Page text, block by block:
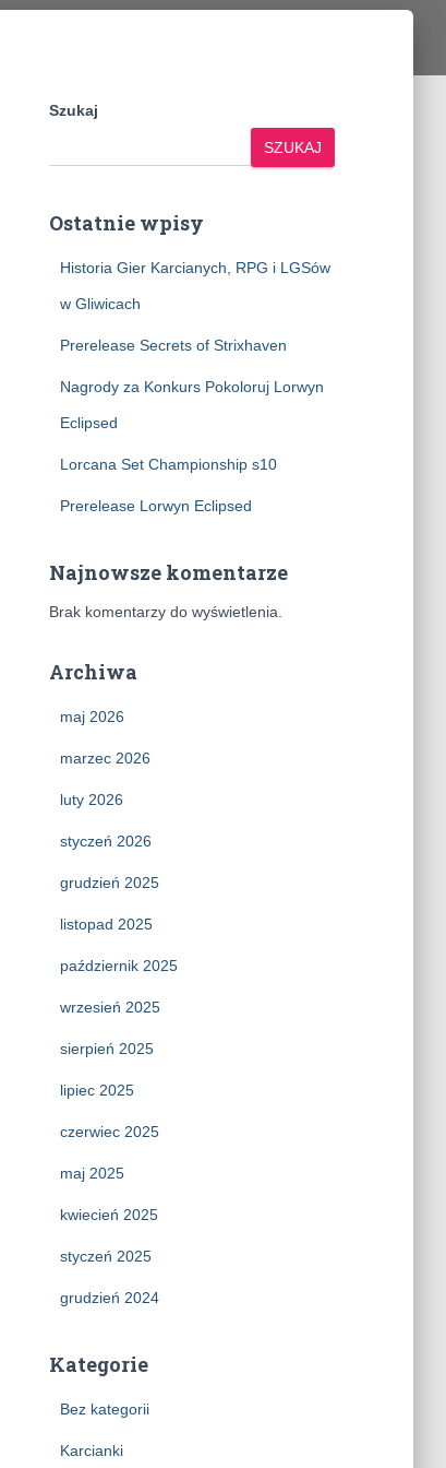
Szukaj
SZUKAJ
Ostatnie wpisy
Historia Gier Karcianych, RPG i LGSów
w Gliwicach
Prerelease Secrets of Strixhaven
Nagrody za Konkurs Pokoloruj Lorwyn
Eclipsed
Lorcana Set Championship s10
Prerelease Lorwyn Eclipsed
Najnowsze komentarze
Brak komentarzy do wyświetlenia.
Archiwa
maj 2026
marzec 2026
luty 2026
styczeń 2026
grudzień 2025
listopad 2025
październik 2025
wrzesień 2025
sierpień 2025
lipiec 2025
czerwiec 2025
maj 2025
kwiecień 2025
styczeń 2025
grudzień 2024
Kategorie
Bez kategorii
Karcianki